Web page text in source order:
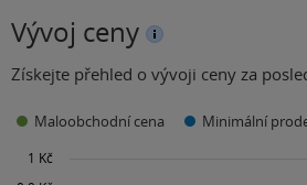
Vývoj ceny
Získejte přehled o vývoji ceny za
Maloobchodní cena Minimální